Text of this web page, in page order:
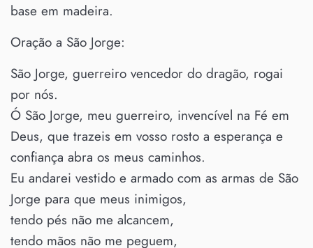
base em madeira.
Oração a São Jorge:
São Jorge, guerreiro vencedor do dragão, rogai
por nós.
Ó São Jorge, meu guerreiro, invencível na Fé em
Deus, que trazeis em vosso rosto a esperança e
confiança abra os meus caminhos.
Eu andarei vestido e armado com as armas de São
Jorge para que meus inimigos,
tendo pés não me alcancem,
tendo mãos não me peguem,